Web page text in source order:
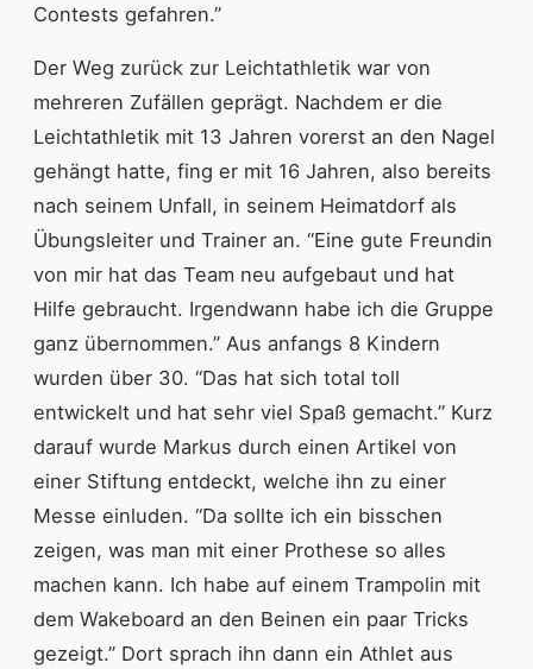
Contests gefahren.”
Der Weg zurück zur Leichtathletik war von
mehreren Zufällen geprägt. Nachdem er die
Leichtathletik mit 13 Jahren vorerst an den Nagel
gehängt hatte, fing er mit 16 Jahren, also bereits
nach seinem Unfall, in seinem Heimatdorf als
Übungsleiter und Trainer an. “Eine gute Freundin
von mir hat das Team neu aufgebaut und hat
Hilfe gebraucht. Irgendwann habe ich die Gruppe
ganz übernommen.” Aus anfangs 8 Kindern
wurden über 30. “Das hat sich total toll
entwickelt und hat sehr viel Spaß gemacht.” Kurz
darauf wurde Markus durch einen Artikel von
einer Stiftung entdeckt, welche ihn zu einer
Messe einluden. “Da sollte ich ein bisschen
zeigen, was man mit einer Prothese so alles
machen kann. Ich habe auf einem Trampolin mit
dem Wakeboard an den Beinen ein paar Tricks
gezeigt.” Dort sprach ihn dann ein Athlet aus